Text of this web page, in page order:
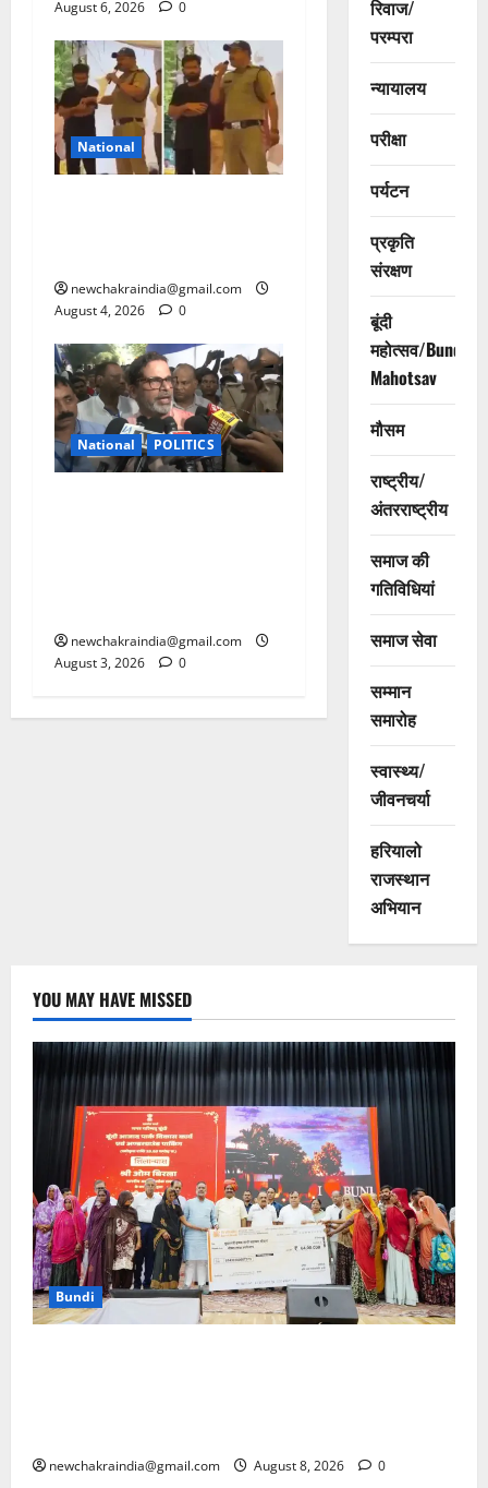
August 6, 2026
0
National
newchakraindia@gmail.com
August 4, 2026
0
National POLITICS
newchakraindia@gmail.com
August 3, 2026
0
रिवाज/
परम्परा
न्यायालय
परीक्षा
पर्यटन
प्रकृति
संरक्षण
बूंदी
महोत्सव/Bundi
Mahotsav
मौसम
राष्ट्रीय/
अंतरराष्ट्रीय
समाज की
गतिविधियां
समाज सेवा
सम्मान
समारोह
स्वास्थ्य/
जीवनचर्या
हरियालो
राजस्थान
अभियान
YOU MAY HAVE MISSED
Bundi
newchakraindia@gmail.com August 8, 2026 0